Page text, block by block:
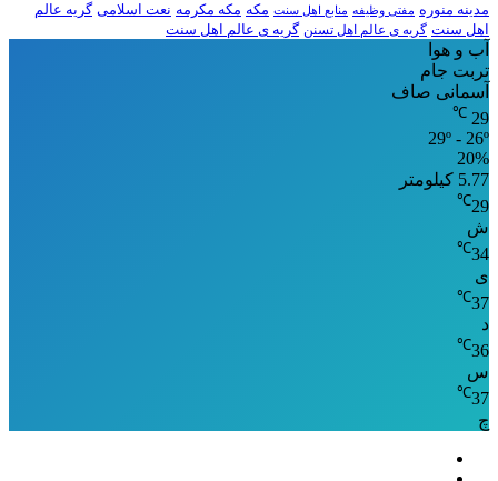
مدینه منوره مفتی وظیفه منابع اهل سنت مکه مکه مکرمه نعت اسلامی گریه عالم
اهل سنت گریه ی عالم اهل تسنن گریه ی عالم اهل سنت
آب و هوا
تربت جام
آسمانی صاف
29
℃
29º - 26º
20%
5.77 کیلومتر
29
℃
ش
34
℃
ی
37
℃
د
36
℃
س
37
℃
چ